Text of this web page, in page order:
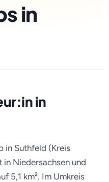
in
in
in Suthfeld (Kreis
Niedersachsen und
5,1 km². Im Umkreis